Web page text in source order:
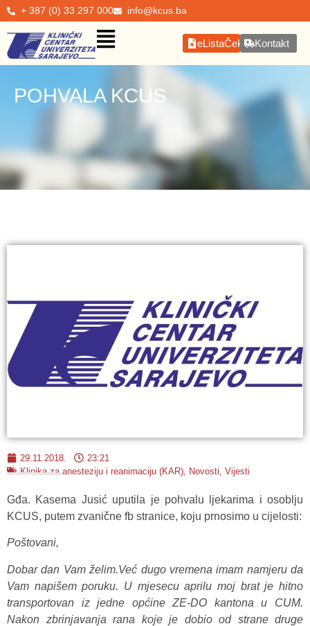
+ 387 (0) 33 297 000 info@kcus.ba
eListaČekanjaKontakt
POHVALA KCUS
29.11.2018.
23:21
Klinika za anesteziju i reanimaciju (KAR)
Novosti Vijesti
Gđa. Kasema Jusić uputila je pohvalu ljekarima i osoblju
KCUS, putem zvanične fb stranice, koju prnosimo u cijelosti:
Poštovani,
Dobar dan Vam želim.Već dugo vremena imam namjeru da
Vam napišem poruku. U mjesecu aprilu moj brat je hitno
transportovan iz jedne općine ZE-DO kantona u CUM.
Nakon zbrinjavanja rana koje je dobio od strane druge